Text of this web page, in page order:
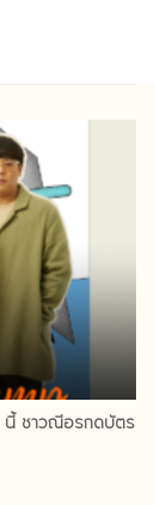
นี้ ชาวณีอรกดบัตร